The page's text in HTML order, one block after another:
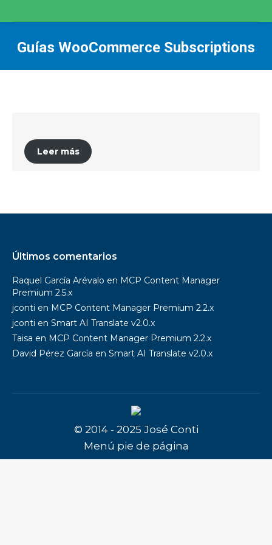
Guías WooCommerce Subscriptions
Leer más
Últimos comentarios
Raquel García Arévalo en MCP Content Manager
Premium 2.5.x
jconti en MCP Content Manager Premium 2.2.x
jconti en Smart AI Translate v2.0.x
Taisa en MCP Content Manager Premium 2.2.x
David Pérez García en Smart AI Translate v2.0.x
© 2014 - 2025 José Conti
Menú pie de página